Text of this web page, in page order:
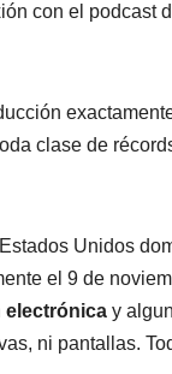
con el podcast
clase de
Unidos
el 9 de
electrónica y
ni pantallas.